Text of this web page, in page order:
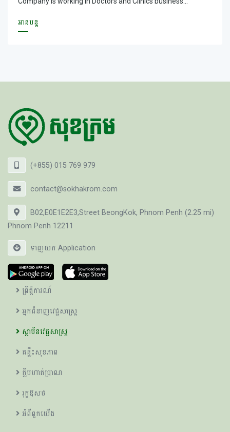
អានបន្ត
(+855) 015 769 979
contact@sokhakrom.com
B02,E0E1E2E3,Street BeongKok, Phnom Penh (2.25 mi)
Phnom Penh 12211
ទាញយក Application
ព្រឹត្តិការណ៍
អ្នកជំនាញវេជ្ជសាស្ត្រ
ស្ថាប័នវេជ្ជសាស្ត្រ
គន្លឹះសុខភាព
ក្លឹបហាត់ប្រាណ
រុក្ខឱសថ
អំពីពួកយើង